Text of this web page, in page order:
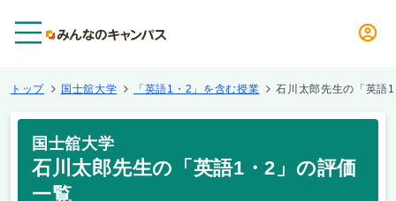
トップ 国士舘大学 「英語1・2」を含む授業 石川太郎先生の「英語
国士舘大学
石川太郎先生の「英語1・2」の評価
一覧